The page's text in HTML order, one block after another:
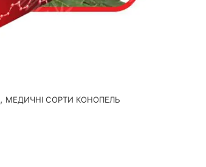
, МЕДИЧНІ СОРТИ КОНОПЕЛЬ